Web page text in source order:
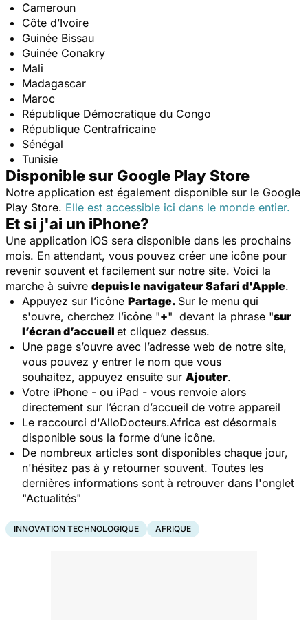
Cameroun
Côte d’Ivoire
Guinée Bissau
Guinée Conakry
Mali
Madagascar
Maroc
République Démocratique du Congo
République Centrafricaine
Sénégal
Tunisie
Disponible sur Google Play Store
Notre application est également disponible sur le Google
Play Store. Elle est accessible ici dans le monde entier.
Et si j'ai un iPhone?
Une application iOS sera disponible dans les prochains
mois. En attendant, vous pouvez créer une icône pour
revenir souvent et facilement sur notre site. Voici la
marche à suivre depuis le navigateur Safari d'Apple.
Appuyez sur l’icône Partage. Sur le menu qui
s'ouvre, cherchez l’icône "+" devant la phrase "sur
l’écran d’accueil et cliquez dessus.
Une page s’ouvre avec l’adresse web de notre site,
vous pouvez y entrer le nom que vous
souhaitez, appuyez ensuite sur Ajouter.
Votre iPhone - ou iPad - vous renvoie alors
directement sur l’écran d’accueil de votre appareil
Le raccourci d'AlloDocteurs.Africa est désormais
disponible sous la forme d’une icône.
De nombreux articles sont disponibles chaque jour,
n'hésitez pas à y retourner souvent. Toutes les
dernières informations sont à retrouver dans l'onglet
"Actualités"
INNOVATION TECHNOLOGIQUE AFRIQUE